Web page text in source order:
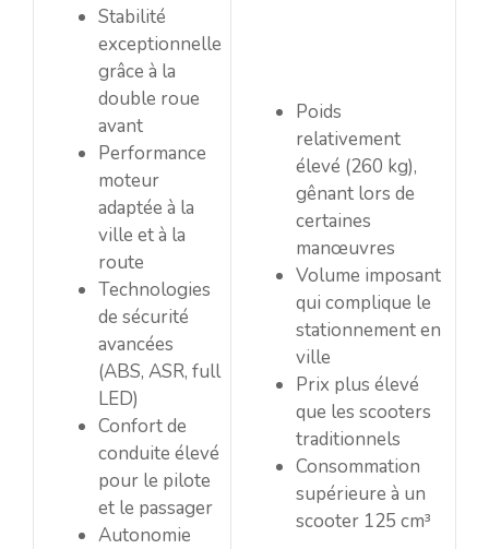
Stabilité
exceptionnelle
grâce à la
double roue
avant
Performance
moteur
adaptée à la
ville et à la
route
Technologies
de sécurité
avancées
(ABS, ASR, full
LED)
Confort de
conduite élevé
pour le pilote
et le passager
Autonomie
Poids
relativement
élevé (260 kg),
gênant lors de
certaines
manœuvres
Volume imposant
qui complique le
stationnement en
ville
Prix plus élevé
que les scooters
traditionnels
Consommation
supérieure à un
scooter 125 cm³